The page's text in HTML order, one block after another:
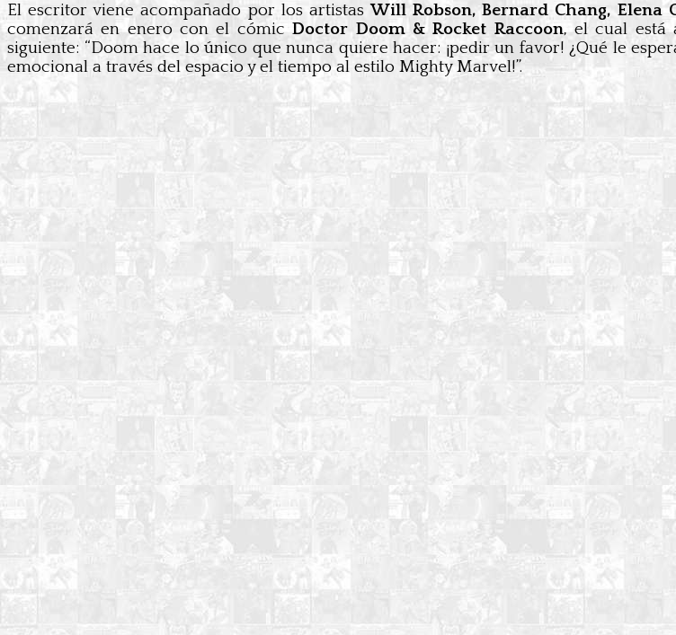
El escritor viene acompañado por los artistasWill Robson, Bernard Chang, Elena
comenzará en enero con el cómicDoctor Doom & Rocket Raccoon, el cual está
siguiente: “Doom hace lo único que nunca quiere hacer: ¡pedir un favor! ¿Qué le
emocional a través del espacio y el tiempo al estilo Mighty Marvel!”.